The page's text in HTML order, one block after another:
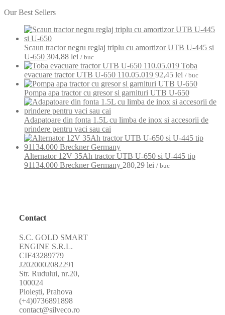
Our Best Sellers
Scaun tractor negru reglaj triplu cu amortizor UTB U-445 si
U-650 304,88 lei / buc
Toba
evacuare tractor UTB U-650 110.05.019 92,45 lei / buc
Pompa apa tractor cu gresor si garnituri UTB U-650
Adapatoare din fonta 1.5L cu limba de inox si accesorii de
prindere pentru vaci sau cai
Alternator 12V 35Ah tractor UTB U-650 si U-445 tip
91134.000 Breckner Germany 280,29 lei / buc
Contact
S.C. GOLD SMART
ENGINE S.R.L.
CIF43289779
J2020002082291
Str. Rudului, nr.20,
100024
Ploiești, Prahova
(+4)0736891898
contact@silveco.ro